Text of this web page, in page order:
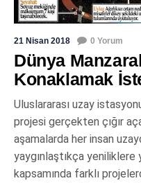
21 Nisan 2018 0 Yorum
Dünya
Konaklamak
Uluslararası uzay
projesi gerçekten çığır
aşamalarda her insan
yaygınlaştıkça yeniliklere
kapsamında farklı